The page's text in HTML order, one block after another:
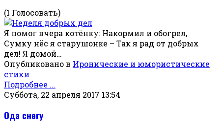
(1 Голосовать)
Я помог вчера котёнку: Накормил и обогрел,
Сумку нёс я старушонке – Так я рад от добрых
дел! Я домой…
Опубликовано в Иронические и юмористические
стихи
Подробнее ...
Суббота, 22 апреля 2017 13:54
Ода снегу